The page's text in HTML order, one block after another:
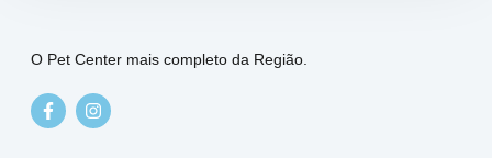
O Pet Center mais completo da Região.